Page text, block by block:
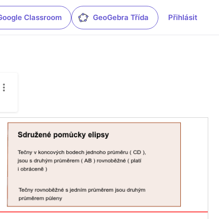
Classroom GeoGebra Třída Přihlásit